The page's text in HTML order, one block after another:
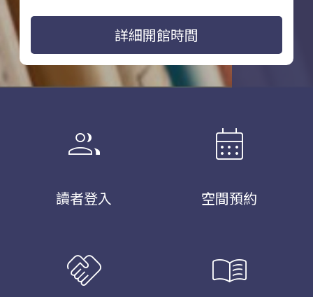
詳細開館時間
group
讀者登入
calendar_month
空間預約
handshake menu_book